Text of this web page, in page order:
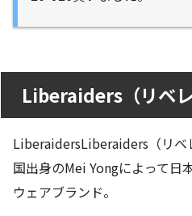
Liberaiders（リベ
LiberaidersLiberaiders（リベ
国出身のMei Yongによって日
ウェアブランド。